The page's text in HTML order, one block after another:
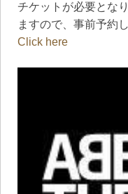
チケットが必要とな
ますので、事前予約
Click here